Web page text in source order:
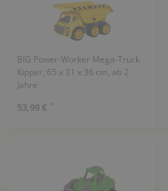
BIG Power-Worker Mega-Truck
Kipper, 65 x 31 x 36 cm, ab 2
Jahre
53,99 € *